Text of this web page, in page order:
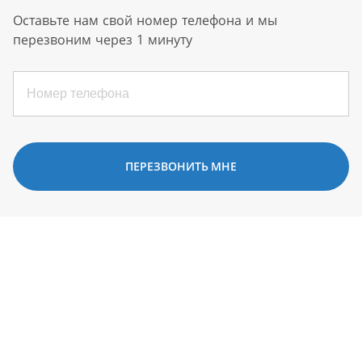
Оставьте нам свой номер телефона и мы
перезвоним через 1 минуту
ПЕРЕЗВОНИТЬ МНЕ